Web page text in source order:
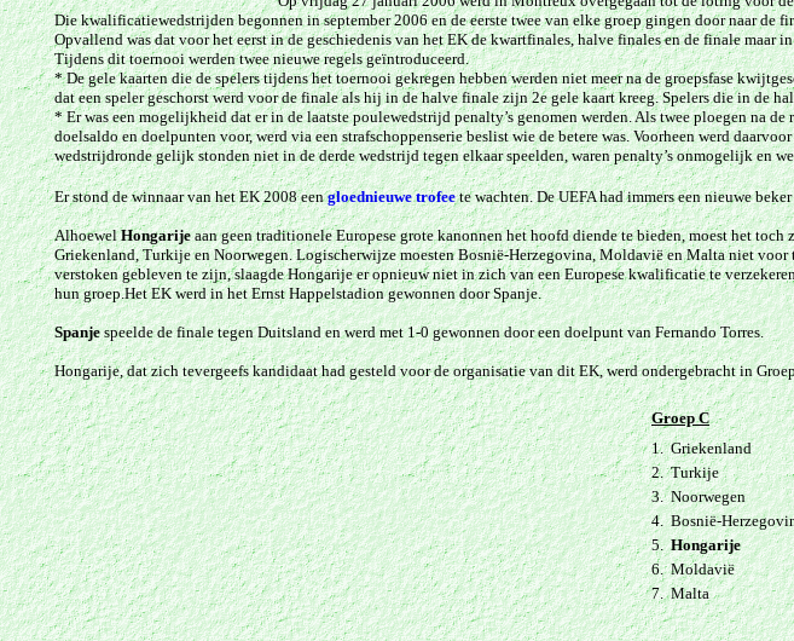
Die kwalificatiewedstrijden begonnen in september 2006 en de eerste twee van elke groep gingen door naar de
Opvallend was dat voor het eerst in de geschiedenis van het EK de kwartfinales, halve finales en de finale maar
Tijdens dit toernooi werden twee nieuwe regels geïntroduceerd.
* De gele kaarten die de spelers tijdens het toernooi gekregen hebben werden niet meer na de groepsfase
dat een speler geschorst werd voor de finale als hij in de halve finale zijn 2e gele kaart kreeg. Spelers die in de
* Er was een mogelijkheid dat er in de laatste poulewedstrijd penalty’s genomen werden. Als twee ploegen na
doelsaldo en doelpunten voor, werd via een strafschoppenserie beslist wie de betere was. Voorheen werd
wedstrijdronde gelijk stonden niet in de derde wedstrijd tegen elkaar speelden, waren penalty’s onmogelijk en
Er stond de winnaar van het EK 2008 eengloednieuwe trofeete wachten. De UEFA had immers een nieuwe
AlhoewelHongarijeaan geen traditionele Europese grote kanonnen het hoofd diende te bieden, moest het
Griekenland, Turkije en Noorwegen. Logischerwijze moesten Bosnië-Herzegovina, Moldavië en Malta niet
verstoken gebleven te zijn, slaagde Hongarije er opnieuw niet in zich van een Europese kwalificatie te
hun groep.Het EK werd in het Ernst Happelstadion gewonnen door Spanje.
Spanjespeelde de finale tegen Duitsland en werd met 1-0 gewonnen door een doelpunt van Fernando Torres.
Hongarije, dat zich tevergeefs kandidaat had gesteld voor de organisatie van dit EK, werd ondergebracht in
Groep C
1. Griekenland
2. Turkije
3. Noorwegen
4. Bosnië-
5. Hongarije
6. Moldavië
7. Malta